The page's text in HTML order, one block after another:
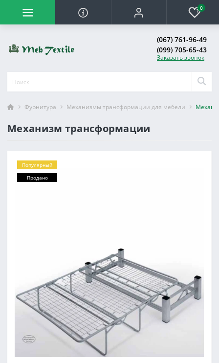
0
(067) 761-96-49
(099) 705-65-43
Заказать звонок
Фурнитура Механизмы трансформации для мебели
Механизм трансформации
Популярный
Продано